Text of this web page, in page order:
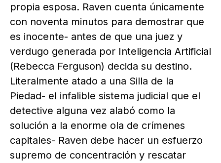
propia esposa. Raven cuenta únicamente
con noventa minutos para demostrar que
es inocente- antes de que una juez y
verdugo generada por Inteligencia Artificial
(Rebecca Ferguson) decida su destino.
Literalmente atado a una Silla de la
Piedad- el infalible sistema judicial que el
detective alguna vez alabó como la
solución a la enorme ola de crímenes
capitales- Raven debe hacer un esfuerzo
supremo de concentración y rescatar